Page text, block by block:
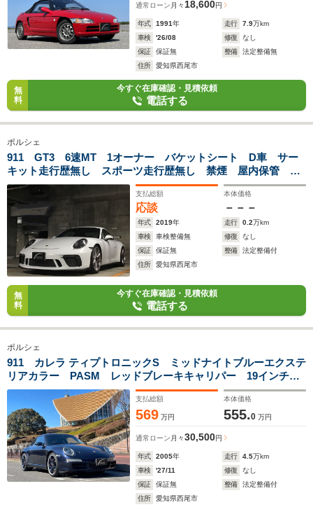
通常ローン 月々 18,600円
年式 1991年 走行 7.9万km
車検
'26/08 修復
なし
保証
保証無 整備
法定整備無
住所
愛知県西尾市
無
料
今すぐ在庫確認・見積依頼
電話する
ポルシェ
911 GT3 6速MT 1オーナー バケットシート D車 サー
キット走行歴無し スポーツ走行歴無し 禁煙 屋内保管 雨
天未使用 左ハンドル パネル交換歴無し 塗装補修歴無し
支払総額
応談
本体価格
－－－
年式 2019年 走行 0.2万km
車検
車検整備無 修復
なし
保証
保証無 整備
法定整備付
住所
愛知県西尾市
無
料
今すぐ在庫確認・見積依頼
電話する
ポルシェ
911 カレラ ティプトロニックS ミッドナイトブルーエクステ
リアカラー PASM レッドブレーキキャリパー 19インチホ
イール シートヒーター 6732km時ポルシェディーラーエンジ
ン交換 Bluetooth バックモニター 2006年モデルディーラ
ー車
支払総額
569 万円
本体価格
555.0 万円
通常ローン 月々30,500円
年式 2005年 走行 4.5万km
車検
'27/11 修復
なし
保証
保証無 整備
法定整備付
住所
愛知県西尾市